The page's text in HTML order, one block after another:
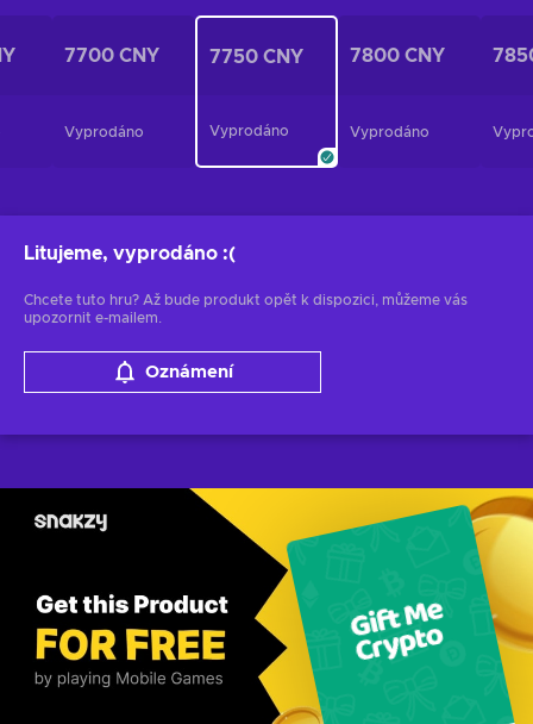
Litujeme, vyprodáno :(
Chcete tuto hru? Až bude produkt opět k dispozici, můžeme vás
upozornit e-mailem.
Oznámení
7700 CNY
Vyprodáno
7750 CNY
Vyprodáno
7800 CNY
Vyprodáno